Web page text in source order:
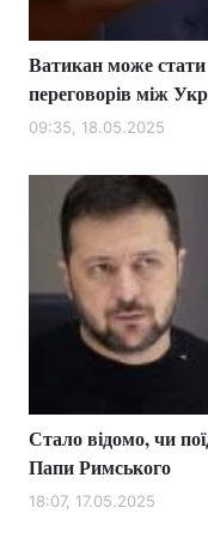
Ватикан може
переговорів між
09:35, 18.05.2025
Стало відомо, чи
Папи Римського
18:07, 17.05.2025